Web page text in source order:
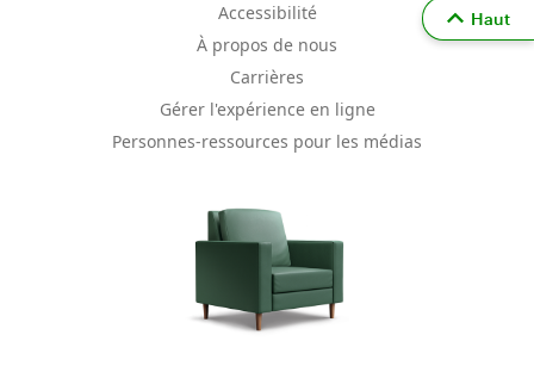
Accessibilité
À propos de nous
Carrières
Gérer l'expérience en ligne
Personnes-ressources pour les médias
Haut